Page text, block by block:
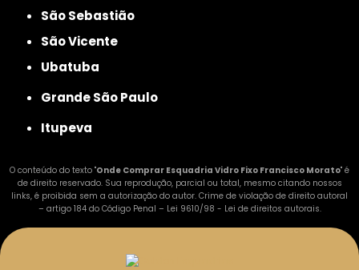
São Sebastião
São Vicente
Ubatuba
Grande São Paulo
Itupeva
O conteúdo do texto "Onde Comprar Esquadria Vidro Fixo Francisco Morato" é
de direito reservado. Sua reprodução, parcial ou total, mesmo citando nossos
links, é proibida sem a autorização do autor. Crime de violação de direito autoral
– artigo 184 do Código Penal – Lei 9610/98 - Lei de direitos autorais.